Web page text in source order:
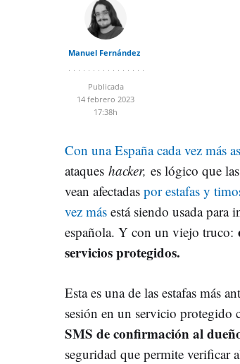
Manuel Fernández
Publicada
14 febrero 2023
17:38h
Con una España cada vez más
ataques hacker, es lógico que
vean afectadas por estafas y
vez más está siendo usada para
española. Y con un viejo truco:
servicios protegidos.
Esta es una de las estafas más
sesión en un servicio protegido
SMS de confirmación al
seguridad que permite verificar